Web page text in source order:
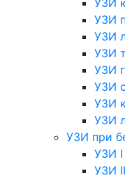
УЗИ
УЗИ
УЗИ
УЗИ
УЗИ
УЗИ
УЗИ
УЗИ
УЗИ при
УЗИ I
УЗИ